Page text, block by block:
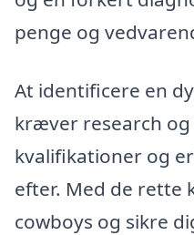
penge og
At identificere en
kræver research
kvalifikationer og
efter. Med de rette
cowboys og sikre